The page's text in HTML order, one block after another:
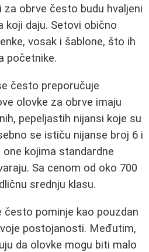
obrve često budu hvaljeni
koji daju. Setovi obično
vosak i šablone, što ih
početnike.
često preporučuje
olovke za obrve imaju
pepeljastih nijansi koje su
se ističu nijanse broj 6 i
kojima standardne
Sa cenom od oko 700
srednju klasu.
pominje kao pouzdan
postojanosti. Međutim,
da olovke mogu biti malo